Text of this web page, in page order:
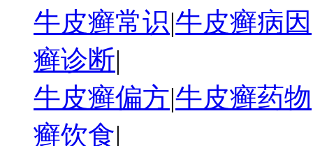
牛皮癣常识|牛皮癣病因
癣诊断|
牛皮癣偏方|牛皮癣药物
癣饮食|